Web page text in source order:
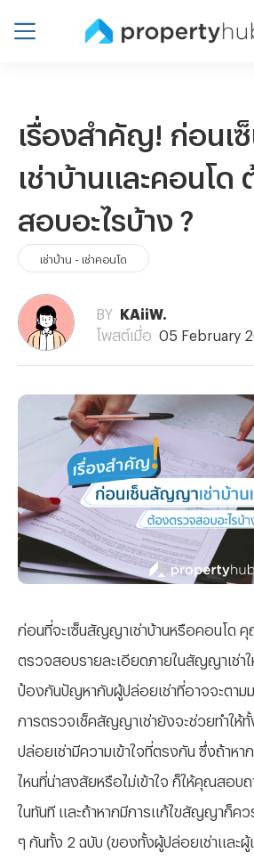
เรื่องสำคัญ! ก่อน
เช่าบ้านและคอนโด
สอบอะไรบ้าง ?
เช่าบ้าน - เช่าคอนโด
BY
KAiiW.
โพสต์เมื่อ
05 February
ก่อนที่จะเซ็นสัญญาเช่าบ้านหรือคอนโด คุ
ตรวจสอบรายละเอียดภายในสัญญาเช่า
ป้องกันปัญหากับผู้ปล่อยเช่าที่อาจจะตาม
การตรวจเช็คสัญญาเช่ายังจะช่วยทำให้
ปล่อยเช่ามีความเข้าใจที่ตรงกัน ซึ่งถ้าหา
ไหนที่น่าสงสัยหรือไม่เข้าใจ ก็ให้คุณสอบ
ในทันที และถ้าหากมีการแก้ไขสัญญาก็ค
ๆ กันทั้ง 2 ฉบับ (ของทั้งผู้ปล่อยเช่าและผู้